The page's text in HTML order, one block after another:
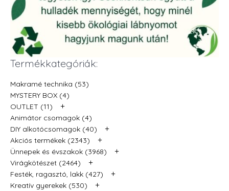
Termékkategóriák:
Makramé technika (53)
MYSTERY BOX (4)
OUTLET (11)
+
Animátor csomagok (4)
DIY alkotócsomagok (40)
+
Akciós termékek (2343) +
Ünnepek és évszakok (3968) +
Virágkötészet (2464) +
Festék, ragasztó, lakk (427) +
Kreatív gyerekek (530) +